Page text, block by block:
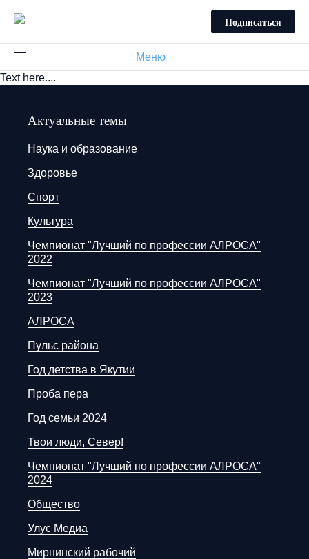
Подписаться
Меню
Text here....
Актуальные темы
Наука и образование
Здоровье
Спорт
Культура
Чемпионат "Лучший по профессии АЛРОСА"
2022
Чемпионат "Лучший по профессии АЛРОСА"
2023
АЛРОСА
Пульс района
Год детства в Якутии
Проба пера
Год семьи 2024
Твои люди, Север!
Чемпионат "Лучший по профессии АЛРОСА"
2024
Общество
Улус Медиа
Мирнинский рабочий